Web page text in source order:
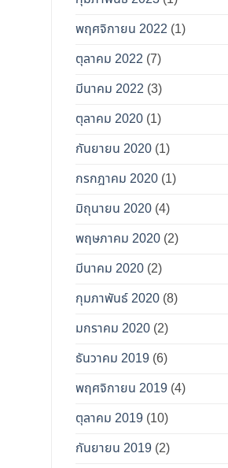
พฤศจิกายน 2022 (1)
ตุลาคม 2022 (7)
มีนาคม 2022 (3)
ตุลาคม 2020 (1)
กันยายน 2020 (1)
กรกฎาคม 2020 (1)
มิถุนายน 2020 (4)
พฤษภาคม 2020 (2)
มีนาคม 2020 (2)
กุมภาพันธ์ 2020 (8)
มกราคม 2020 (2)
ธันวาคม 2019 (6)
พฤศจิกายน 2019 (4)
ตุลาคม 2019 (10)
กันยายน 2019 (2)